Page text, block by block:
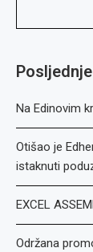
Na Edinovim
Otišao je
istaknuti
EXCEL
Održana